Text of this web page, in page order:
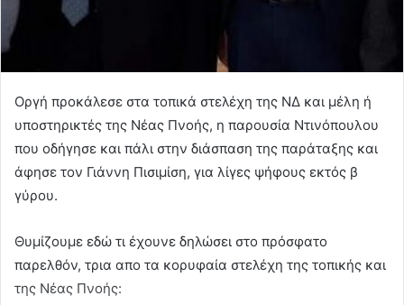
Οργή προκάλεσε στα τοπικά στελέχη της ΝΔ και μέλη ή
υποστηρικτές της Νέας Πνοής, η παρουσία Ντινόπουλου
που οδήγησε και πάλι στην διάσπαση της παράταξης και
άφησε τον Γιάννη Πισιμίση, για λίγες ψήφους εκτός β
γύρου.
Θυμίζουμε εδώ τι έχουνε δηλώσει στο πρόσφατο
παρελθόν, τρια απο τα κορυφαία στελέχη της τοπικής και
της Νέας Πνοής: